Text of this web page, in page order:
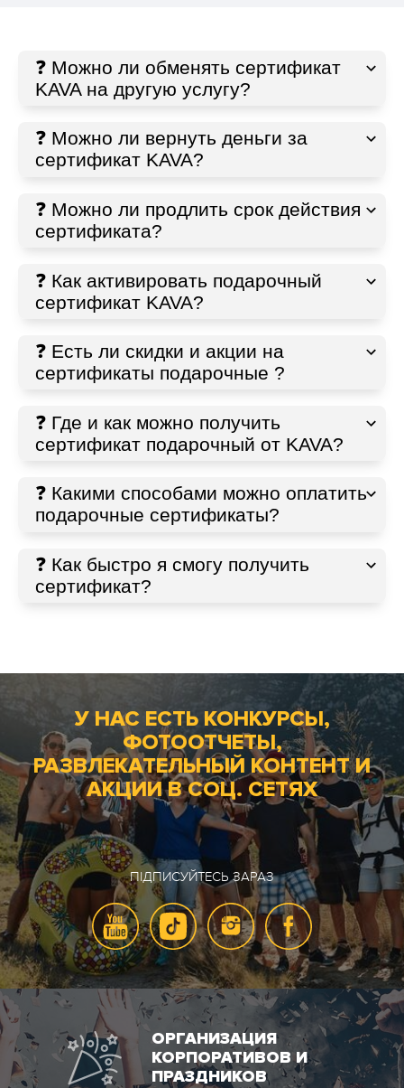
❓ Можно ли обменять сертификат
KAVA на другую услугу?
❓ Можно ли вернуть деньги за
сертификат KAVA?
❓ Можно ли продлить срок действия
сертификата?
❓ Как активировать подарочный
сертификат KAVA?
❓ Есть ли скидки и акции на
сертификаты подарочные ?
❓ Где и как можно получить
сертификат подарочный от KAVA?
❓ Какими способами можно оплатить
подарочные сертификаты?
❓ Как быстро я смогу получить
сертификат?
У НАС ЕСТЬ КОНКУРСЫ,
ФОТООТЧЕТЫ,
РАЗВЛЕКАТЕЛЬНЫЙ КОНТЕНТ И
АКЦИИ В СОЦ. СЕТЯХ
ПІДПИСУЙТЕСЬ ЗАРАЗ
ОРГАНИЗАЦИЯ
КОРПОРАТИВОВ И
ПРАЗДНИКОВ